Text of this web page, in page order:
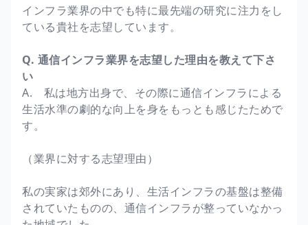
インフラ業界の中でも特に最先端の研究に注力をし
ている貴社を志望しています。
Q. 通信インフラ業界を志望した理由を教えて下さ
い
A. 私は地方出身で、その際に通信インフラによる
生活水準の劇的な向上を身をもっとも感じたためで
す。
（業界に対する志望理由）
私の実家は郊外にあり、生活インフラの基盤は整備
されていたものの、通信インフラが整っていなかっ